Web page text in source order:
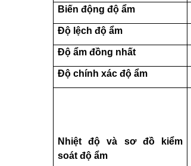
Biến động độ ẩm
Độ lệch độ ẩm
Độ ẩm đồng nhất
Độ chính xác độ ẩm
Nhiệt độ và sơ đồ kiểm
soát độ ẩm